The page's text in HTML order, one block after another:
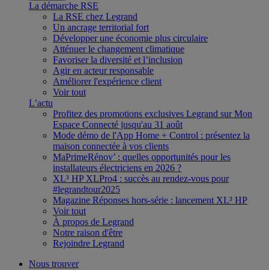
La démarche RSE
La RSE chez Legrand
Un ancrage territorial fort
Développer une économie plus circulaire
Atténuer le changement climatique
Favoriser la diversité et l’inclusion
Agir en acteur responsable
Améliorer l'expérience client
Voir tout
L’actu
Profitez des promotions exclusives Legrand sur Mon
Espace Connecté jusqu'au 31 août
Mode démo de l'App Home + Control : présentez la
maison connectée à vos clients
MaPrimeRénov’ : quelles opportunités pour les
installateurs électriciens en 2026 ?
XL³ HP XLPro4 : succès au rendez-vous pour
#legrandtour2025
Magazine Réponses hors-série : lancement XL³ HP
Voir tout
À propos de Legrand
Notre raison d'être
Rejoindre Legrand
Nous trouver